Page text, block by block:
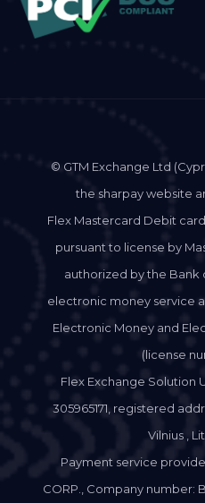
© GTM Exchange Ltd
the sharpay website
Flex Mastercard Debit
pursuant to license by
authorized by the Bank
electronic money service
Electronic Money and
(license
Flex Exchange Solution
305965171, registered
Vilnius ,
Payment service
CORP., Company number: